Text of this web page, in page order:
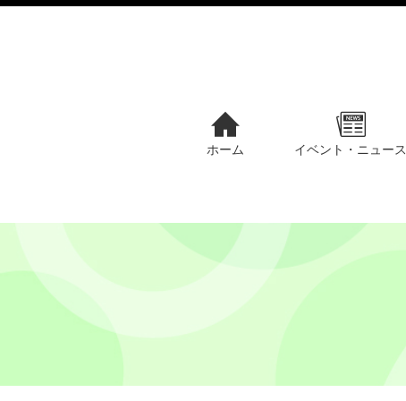
ホーム イベント・ニュース